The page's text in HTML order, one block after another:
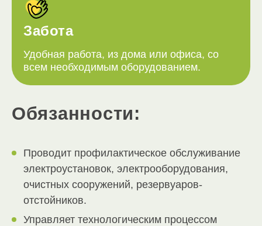
Забота
Удобная работа, из дома или офиса, со
всем необходимым оборудованием.
Обязанности:
Проводит профилактическое обслуживание
электроустановок, электрооборудования,
очистных сооружений, резервуаров-
отстойников.
Управляет технологическим процессом